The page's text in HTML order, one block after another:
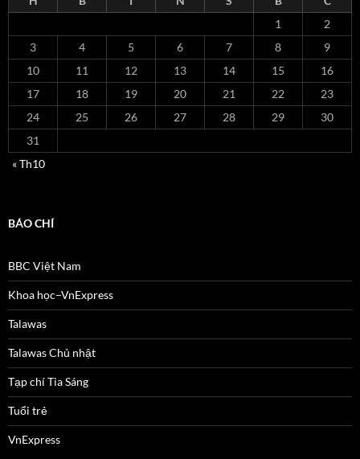
1
2
3
4 5 6 7 8
9
10
11 12 13 14 15
16
17
18 19 20 21 22
23
24
25 26 27 28 29
30
31
« Th10
BÁO CHÍ
BBC Việt Nam
Khoa học–VnExpress
Talawas
Talawas Chủ nhật
Tạp chí Tia Sáng
Tuổi trẻ
VnExpress